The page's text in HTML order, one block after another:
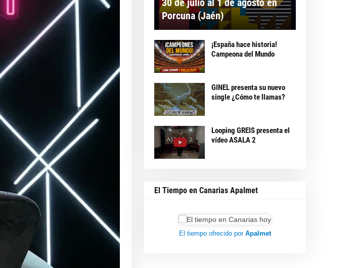
30 de julio al 1 de agosto en
Porcuna (Jaén)
¡España hace historia!
Campeona del Mundo
GINEL presenta su nuevo
single ¿Cómo te llamas?
Looping GREIS presenta el
vídeo ASALA 2
El Tiempo en Canarias Apalmet
El tiempo ofrecido por Apalmet